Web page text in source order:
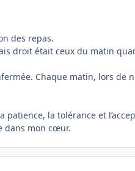
des repas.
droit était ceux du matin
Chaque matin, lors
la tolérance et
dans mon cœur.